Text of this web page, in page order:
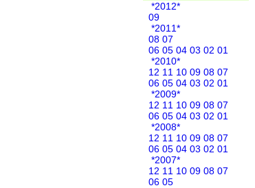
*2012*
09
*2011*
08 07
06 05 04 03 02 01
*2010*
12 11 10 09 08 07
06 05 04 03 02 01
*2009*
12 11 10 09 08 07
06 05 04 03 02 01
*2008*
12 11 10 09 08 07
06 05 04 03 02 01
*2007*
12 11 10 09 08 07
06 05